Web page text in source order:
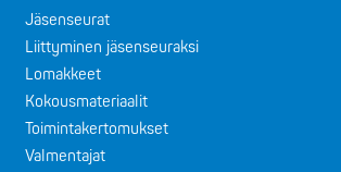
Jäsenseurat
Liittyminen jäsenseuraksi
Lomakkeet
Kokousmateriaalit
Toimintakertomukset
Valmentajat